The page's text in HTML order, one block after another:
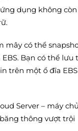
dụng không
mây có thể
Bạn có thể lưu
trên một ổ đĩa
Server – máy
thông vượt trội